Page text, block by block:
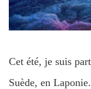
Cet été, je suis
Suède, en